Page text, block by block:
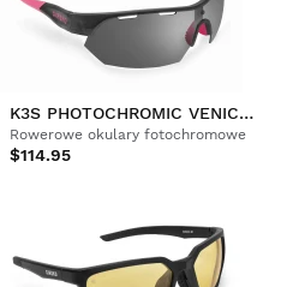
K3S PHOTOCHROMIC VENICE BEACH
Rowerowe okulary fotochromowe
$114.95